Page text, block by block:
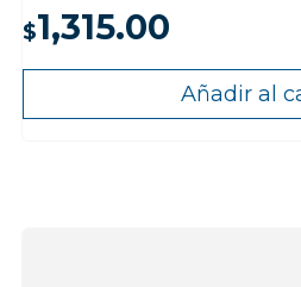
$1,315.00
Añadir al